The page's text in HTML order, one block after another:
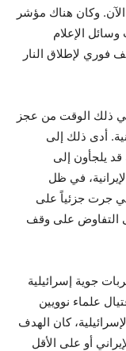
الآن. وكان هناك مؤشر
الإعلام
فوري لإطلاق النار
ذلك الوقت من عجز
أدى ذلك إلى
يلجأون إلى
في ظل
جرت جزئياً على
التفاوض على وقف
القتالية في 13 يونيو 2025 بضربات جوية إسرائيلية
علماء نوويين
كان الهدف
أو على الأقل